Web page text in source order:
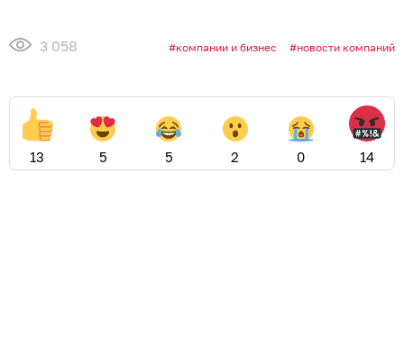
3 058 компании и бизнес новости компаний
13 5 5 2 0 14